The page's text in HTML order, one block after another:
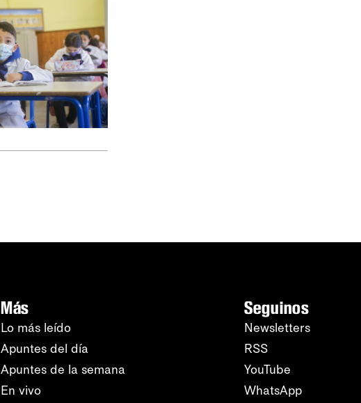
Más
Lo más leído
Apuntes del día
Apuntes de la semana
En vivo
Seguinos
Newsletters
RSS
YouTube
WhatsApp